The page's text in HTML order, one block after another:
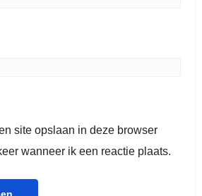
site opslaan in deze browser
wanneer ik een reactie plaats.